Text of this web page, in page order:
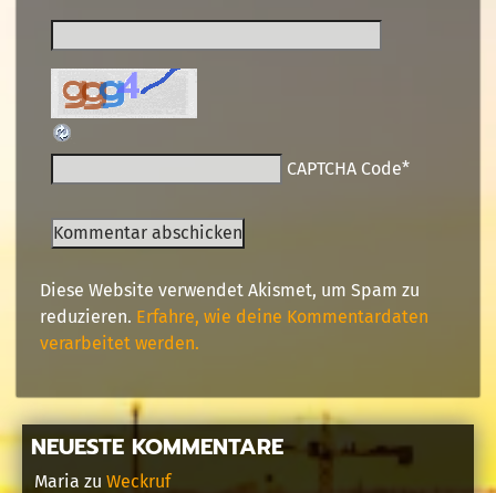
CAPTCHA Code*
Diese Website verwendet Akismet, um Spam zu
reduzieren. Erfahre, wie deine Kommentardaten
verarbeitet werden.
NEUESTE KOMMENTARE
Maria zu Weckruf